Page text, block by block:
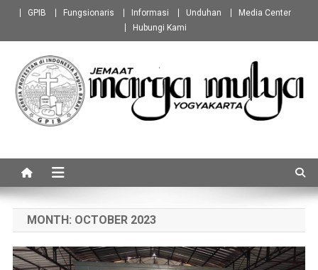
content
GPIB Fungsionaris Informasi Unduhan
Media Center
Hubungi Kami
MONTH: OCTOBER 2023